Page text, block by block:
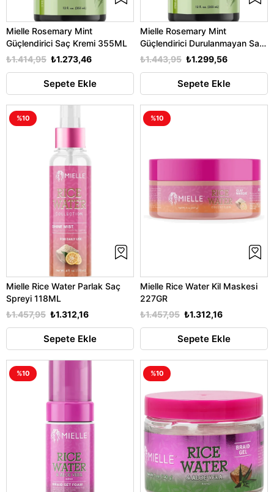
Mielle Rosemary Mint
Güçlendirici Saç Kremi 355ML
₺1.273,46
₺1.414,95
Sepete Ekle
Mielle Rosemary Mint
Güçlendirici Durulanmayan Saç
Kremi 355ML₺1.299,56
₺1.443,95
Sepete Ekle
Mielle Rice Water Parlak Saç
Spreyi 118ML
₺1.312,16
₺1.457,95
Sepete Ekle
%10
Mielle Rice Water Kil Maskesi
227GR
₺1.312,16
₺1.457,95
Sepete Ekle
%10
%10 %10